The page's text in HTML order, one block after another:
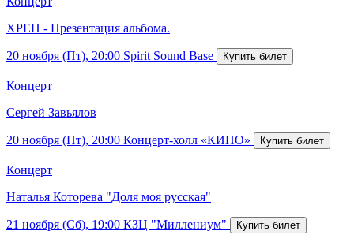
ХРЕН - Презентация альбома.
20 ноября (Пт), 20:00 Spirit Sound Base
Концерт
Сергей Завьялов
20 ноября (Пт), 20:00 Концерт-холл «КИНО»
Концерт
Наталья Которева "Доля моя русская"
21 ноября (Сб), 19:00 КЗЦ "Миллениум"